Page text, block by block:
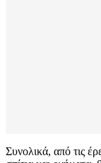
Συνολικά, από τις